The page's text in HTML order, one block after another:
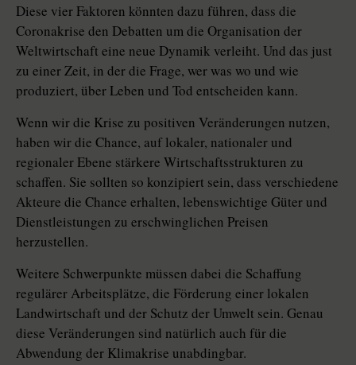
Diese vier Faktoren könnten dazu führen, dass die
Coronakrise den Debatten um die Organisation der
Weltwirtschaft eine neue Dynamik verleiht. Und das just
zu einer Zeit, in der die Frage, wer was wo und wie
produziert, über Leben und Tod entscheiden kann.
Wenn wir die Krise zu positiven Veränderungen nutzen,
haben wir die Chance, auf lokaler, nationaler und
regionaler Ebene stärkere Wirtschaftsstrukturen zu
schaffen. Sie sollten so konzipiert sein, dass verschiedene
Akteure die Chance erhalten, lebenswichtige Güter und
Dienstleistungen zu erschwinglichen Preisen
herzustellen.
Weitere Schwerpunkte müssen dabei die Schaffung
regulärer Arbeitsplätze, die Förderung einer lokalen
Landwirtschaft und der Schutz der Umwelt sein. Genau
diese Veränderungen sind natürlich auch für die
Abwendung der Klimakrise unabdingbar.